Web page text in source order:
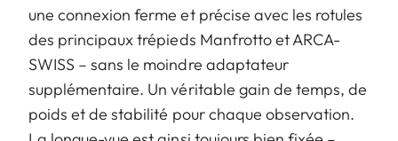
une connexion ferme et précise avec les rotules
des principaux trépieds Manfrotto et ARCA-
SWISS – sans le moindre adaptateur
supplémentaire. Un véritable gain de temps, de
poids et de stabilité pour chaque observation.